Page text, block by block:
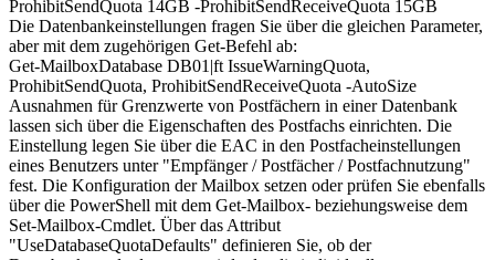
ProhibitSendQuota 14GB -ProhibitSendReceiveQuota 15GB
Die Datenbankeinstellungen fragen Sie über die gleichen Parameter,
aber mit dem zugehörigen Get-Befehl ab:
Get-MailboxDatabase DB01|ft IssueWarningQuota,
ProhibitSendQuota, ProhibitSendReceiveQuota -AutoSize
Ausnahmen für Grenzwerte von Postfächern in einer Datenbank
lassen sich über die Eigenschaften des Postfachs einrichten. Die
Einstellung legen Sie über die EAC in den Postfacheinstellungen
eines Benutzers unter "Empfänger / Postfächer / Postfachnutzung"
fest. Die Konfiguration der Mailbox setzen oder prüfen Sie ebenfalls
über die PowerShell mit dem Get-Mailbox- beziehungsweise dem
Set-Mailbox-Cmdlet. Über das Attribut
"UseDatabaseQuotaDefaults" definieren Sie, ob der